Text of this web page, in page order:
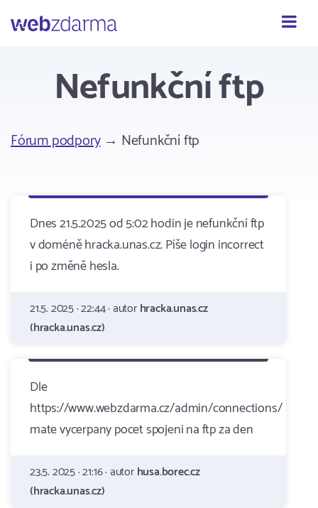
Webzdarma
Nefunkční ftp
Fórum podpory→ Nefunkční ftp
Dnes 21.5.2025 od 5:02 hodin je nefunkční ftp
v doméně hracka.unas.cz. Píše login incorrect
i po změně hesla.
21.5. 2025 · 22:44 · autorhracka.unas.cz
(hracka.unas.cz)
Dle
https://www.webzdarma.cz/admin/connections/
mate vycerpany pocet spojeni na ftp za den
23.5. 2025 · 21:16 · autorhusa.borec.cz
(hracka.unas.cz)